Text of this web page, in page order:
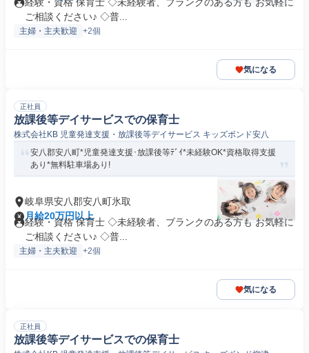
ご相談ください♪ ◇普...
主婦・主夫歓迎 +2個
気になる
正社員
放課後等デイサービスでの保育士
株式会社KB 児童発達支援・放課後等デイサービス キッズボンド安八
安八郡安八町*児童発達支援･放課後等ﾃﾞｲ*未経験OK*資格取得支援
あり*無料駐車場あり!
岐阜県安八郡安八町氷取
月給20万円以上
経験・資格 保育士 ◇未経験者、ブランクのある方も お気軽に
ご相談ください♪ ◇普...
主婦・主夫歓迎 +2個
気になる
正社員
放課後等デイサービスでの保育士